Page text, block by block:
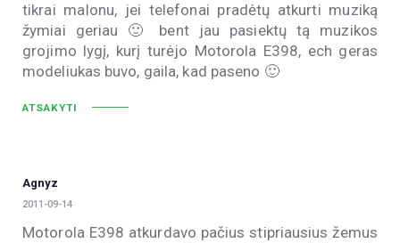
tikrai malonu, jei telefonai pradėtų atkurti muziką
žymiai geriau 🙂 bent jau pasiektų tą muzikos
grojimo lygį, kurį turėjo Motorola E398, ech geras
modeliukas buvo, gaila, kad paseno 🙂
ATSAKYTI
Agnyz
2011-09-14
Motorola E398 atkurdavo pačius stipriausius žemus